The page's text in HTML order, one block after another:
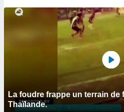
La foudre frappe un terrain de
Thaïlande.